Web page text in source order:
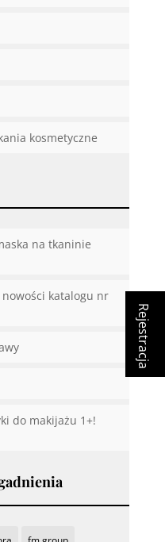
Rejestracja
kosmetyczne
na tkaninie
katalogu nr
do makijażu 1+!